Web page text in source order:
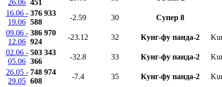
26.06 451
16.06 -
19.06
376 933
588
-2.59 30
Супер 8
09.06 -
12.06
386 970
924
-23.12 32 Кунг-фу панда-2
02.06 -
05.06
503 343
366
-32.8 33 Кунг-фу панда-2
26.05 -
29.05
748 974
608
-7.4 35 Кунг-фу панда-2